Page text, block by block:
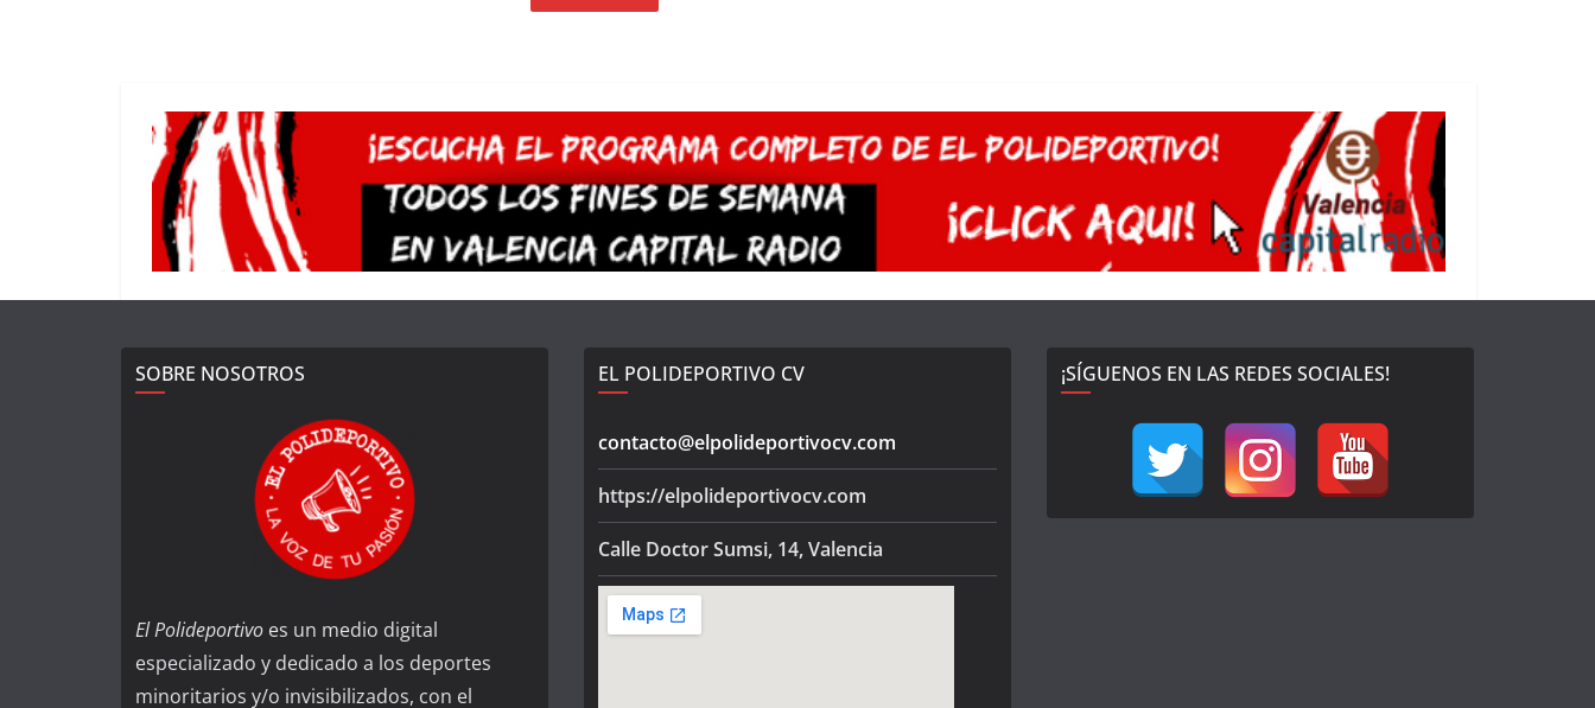
SOBRE NOSOTROS
El Polideportivo es un medio digital
especializado y dedicado a los deportes
minoritarios y/o invisibilizados, con el
EL POLIDEPORTIVO CV
contacto@elpolideportivocv.com
https://elpolideportivocv.com
Calle Doctor Sumsi, 14, Valencia
¡SÍGUENOS EN LAS REDES SOCIALES!